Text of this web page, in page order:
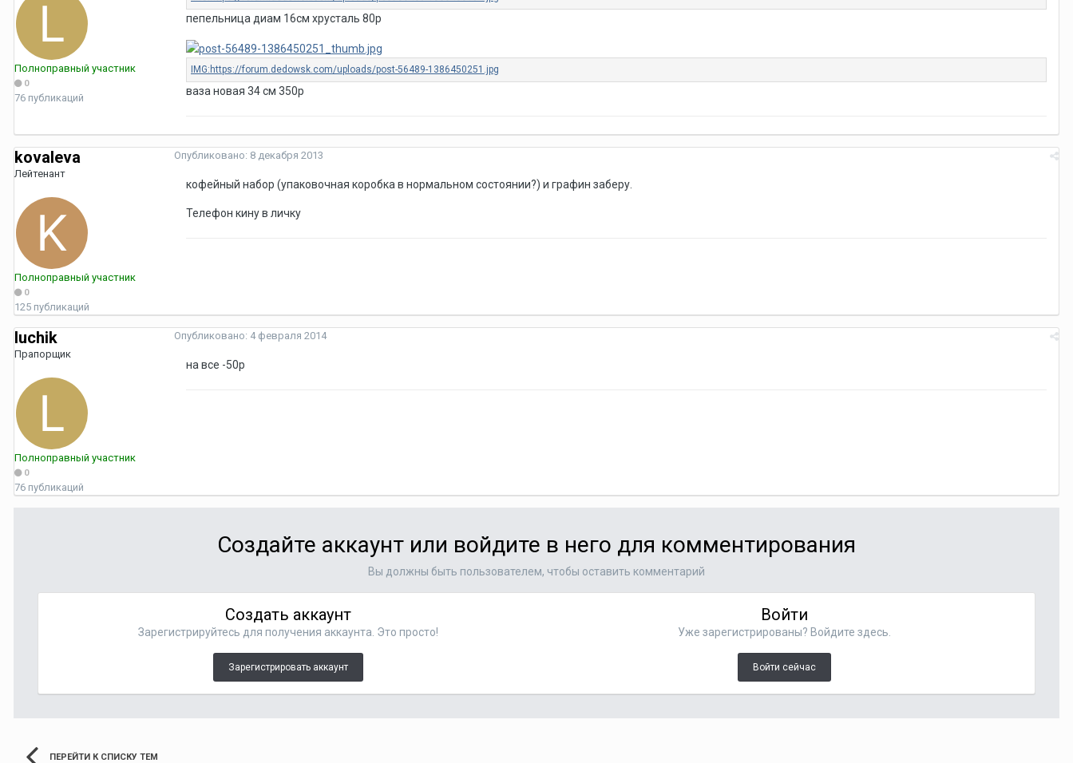
Полноправный участник
0
76 публикаций
пепельница диам 16см хрусталь 80р
ваза новая 34 см 350р
kovaleva
Лейтенант
Полноправный участник
0
125 публикаций
Опубликовано: 8 декабря 2013
кофейный набор (упаковочная коробка в нормальном состоянии?) и графин заберу.
Телефон кину в личку
luchik
Прапорщик
Полноправный участник
0
76 публикаций
Опубликовано: 4 февраля 2014
на все -50р
Создайте аккаунт или войдите в него для комментирования
Вы должны быть пользователем, чтобы оставить комментарий
Создать аккаунт
Зарегистрируйтесь для получения аккаунта. Это просто!
Зарегистрировать аккаунт
Войти
Уже зарегистрированы? Войдите здесь.
Войти сейчас
ПЕРЕЙТИ К СПИСКУ ТЕМ